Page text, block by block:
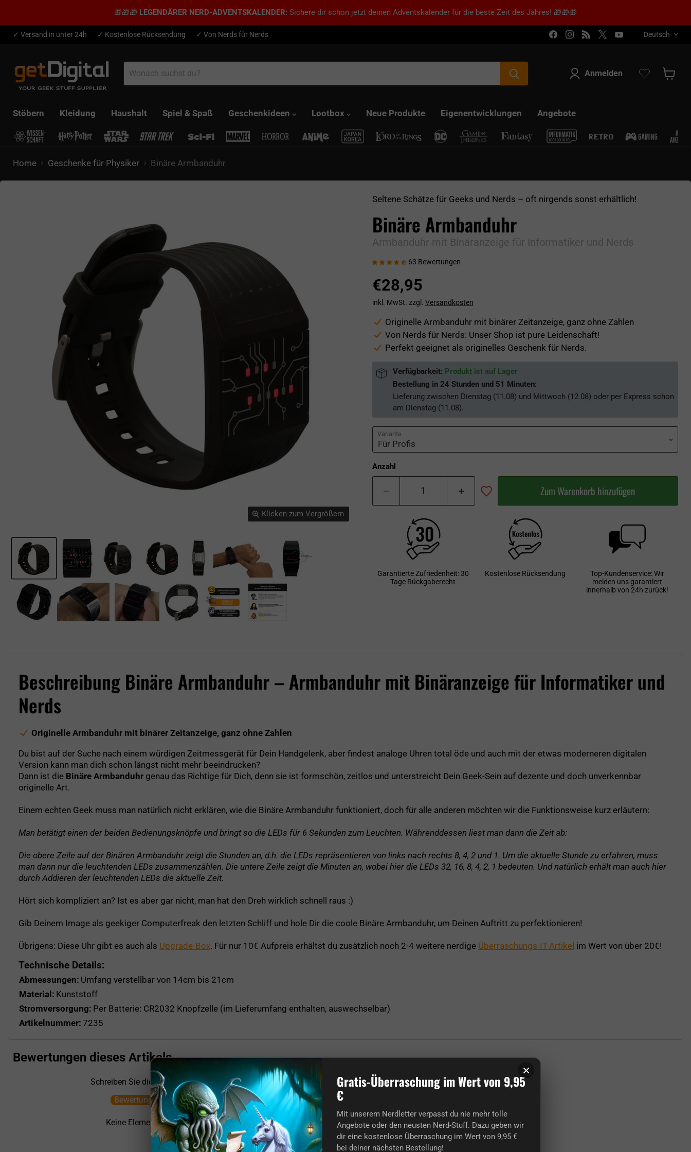
🎁🎁🎁 LEGENDÄRER NERD-ADVENTSKALENDER: Sichere dir schon jetzt deinen Adventskalender für die beste Zeit des Jahres! 🎁🎁🎁
✓ Versand in unter 24h ✓ Kostenlose Rücksendung ✓ Von Nerds für Nerds Finden Sie uns auf Facebook
Finden Sie uns auf Instagram
Finden Sie uns auf RSS
Finden Sie uns auf X
Finden Sie uns
Sprache
Deutsch
Anmelden
Stöbern Kleidung Haushalt Spiel & Spaß Geschenkideen Lootbox Neue Produkte Eigenentwicklungen Angebote
Home Geschenke für Physiker Binäre Armbanduhr
Klicken zum Vergrößern
Seltene Schätze für Geeks und Nerds – oft nirgends sonst erhältlich!
Binäre Armbanduhr
Armbanduhr mit Binäranzeige für Informatiker und Nerds
63 Bewertungen
€28,95
inkl. MwSt. zzgl. Versandkosten
Originelle Armbanduhr mit binärer Zeitanzeige, ganz ohne Zahlen
Von Nerds für Nerds: Unser Shop ist pure Leidenschaft!
Perfekt geeignet als originelles Geschenk für Nerds.
Verfügbarkeit: Produkt ist auf Lager
Bestellung in 24 Stunden und 51 Minuten:
Lieferung zwischen Dienstag (11.08) und Mittwoch (12.08) oder per Express schon
am Dienstag (11.08).
Variante
Anzahl
Zum Warenkorb hinzufügen
Garantierte Zufriedenheit: 30
Tage Rückgaberecht
Kostenlose Rücksendung
Top-Kundenservice: Wir
melden uns garantiert
innerhalb von 24h zurück!
Beschreibung Binäre Armbanduhr – Armbanduhr mit Binäranzeige für Informatiker und
Nerds
Originelle Armbanduhr mit binärer Zeitanzeige, ganz ohne Zahlen
Du bist auf der Suche nach einem würdigen Zeitmessgerät für Dein Handgelenk, aber findest analoge Uhren total öde und auch mit der etwas moderneren digitalen
Version kann man dich schon längst nicht mehr beeindrucken?
Dann ist die Binäre Armbanduhr genau das Richtige für Dich, denn sie ist formschön, zeitlos und unterstreicht Dein Geek-Sein auf dezente und doch unverkennbar
originelle Art.
Einem echten Geek muss man natürlich nicht erklären, wie die Binäre Armbanduhr funktioniert, doch für alle anderen möchten wir die Funktionsweise kurz erläutern:
Man betätigt einen der beiden Bedienungsknöpfe und bringt so die LEDs für 6 Sekunden zum Leuchten. Währenddessen liest man dann die Zeit ab:
Die obere Zeile auf der Binären Armbanduhr zeigt die Stunden an, d.h. die LEDs repräsentieren von links nach rechts 8, 4, 2 und 1. Um die aktuelle Stunde zu erfahren, muss
man dann nur die leuchtenden LEDs zusammenzählen. Die untere Zeile zeigt die Minuten an, wobei hier die LEDs 32, 16, 8, 4, 2, 1 bedeuten. Und natürlich erhält man auch hier
durch Addieren der leuchtenden LEDs die aktuelle Zeit.
Hört sich kompliziert an? Ist es aber gar nicht, man hat den Dreh wirklich schnell raus :)
Gib Deinem Image als geekiger Computerfreak den letzten Schliff und hole Dir die coole Binäre Armbanduhr, um Deinen Auftritt zu perfektionieren!
Übrigens: Diese Uhr gibt es auch als Upgrade-Box. Für nur 10€ Aufpreis erhältst du zusätzlich noch 2-4 weitere nerdige Überraschungs-IT-Artikel im Wert von über 20€!
Technische Details:
Abmessungen: Umfang verstellbar von 14cm bis 21cm
Material: Kunststoff
Stromversorgung: Per Batterie: CR2032 Knopfzelle (im Lieferumfang enthalten, auswechselbar)
Artikelnummer: 7235
Bewertungen dieses Artikels
Schreiben Sie die erste Bewertung
Bewertung schreiben
Keine Elemente gefunden
×
Gratis-Überraschung im Wert von 9,95
€
Mit unserem Nerdletter verpasst du nie mehr tolle
Angebote oder den neusten Nerd-Stuff. Dazu geben wir
dir eine kostenlose Überraschung im Wert von 9,95 €
bei deiner nächsten Bestellung!